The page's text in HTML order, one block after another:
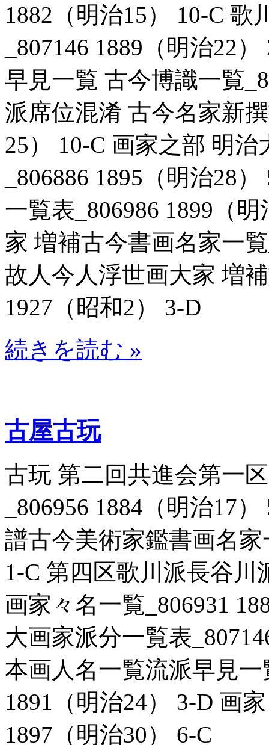
1882（明治15） 10-C
_807146 1889（明治22
早見一覧 古今博識一覧
派席位混淆 古今名家新
25） 10-C 画家之部 明
_806886 1895（明治28
一覧表_806986 1899（
家 増補古今書画名家一
故人今人浮世画大家 増
1927（昭和2） 3-D
続きを読む »
古屋古玩
古玩 第二回共進会第一
_806956 1884（明治17
譜古今美術家鑑書画名家
1-C 第四区歌川派長谷
画家々名一覧_806931
大画家派分一覧表
本画人名一覧流派早見
1891（明治24） 3-D 画
1897（明治30） 6-C